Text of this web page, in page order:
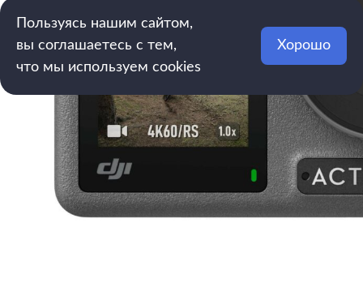
Пользуясь нашим сайтом,
вы соглашаетесь с тем,
что мы используем cookies
Хорошо